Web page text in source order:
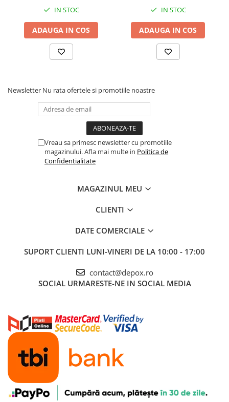
IN STOC
ADAUGA IN COS
IN STOC
ADAUGA IN COS
Newsletter Nu rata ofertele si promotiile noastre
Vreau sa primesc newsletter cu promotiile
magazinului. Afla mai multe in Politica de
Confidentialitate
MAGAZINUL MEU
CLIENTI
DATE COMERCIALE
SUPORT CLIENTI LUNI-VINERI DE LA 10:00 - 17:00
contact@depox.ro
SOCIAL URMARESTE-NE IN SOCIAL MEDIA